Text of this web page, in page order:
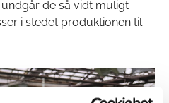
de så vidt muligt
i stedet produktionen til